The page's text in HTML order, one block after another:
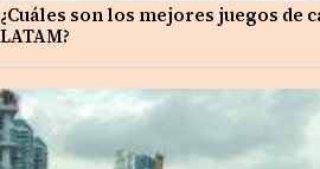
¿Cuáles son los mejores juegos de
LATAM?